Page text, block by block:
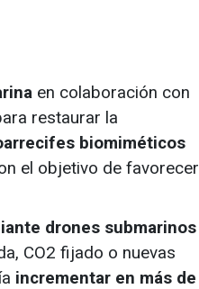
en colaboración con
restaurar la
biomiméticos
el objetivo de favorecer
drones submarinos
CO2 fijado o nuevas
incrementar en más de